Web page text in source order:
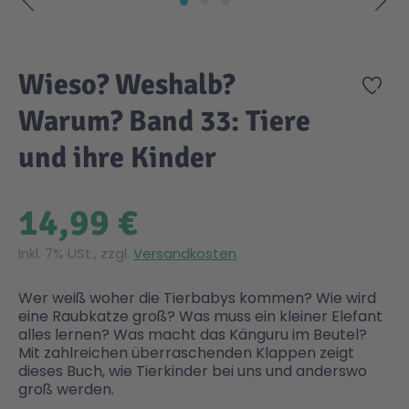
Sicherheit
Krimi / Thriller
Liebesromane
Sachbücher / Wissen
Kuscheltiere
Puppen & Puppenzubehör
Puzzle & Legespiele
Elektronische Spielwaren
Kreativ
DC Comics™ Super Heroes
Disney
DUPLO®
Jurassic World™
Harry Potter™
Country
Fairies
Family Fun
Fun Stars
Heroes
Zur
Wieso? Weshalb?
Warum? Band 33: Tiere
und ihre Kinder
14,99 €
Inkl. 7% USt., zzgl. Versandkosten
Wer weiß woher die Tierbabys kommen? Wie wird
eine Raubkatze groß? Was muss ein kleiner Elefant
alles lernen? Was macht das Känguru im Beutel?
Mit zahlreichen überraschenden Klappen zeigt
dieses Buch, wie Tierkinder bei uns und anderswo
groß werden.